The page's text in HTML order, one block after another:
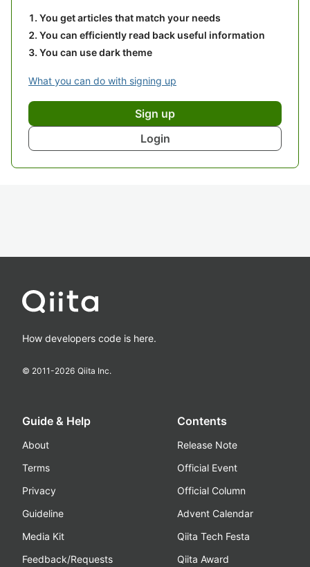
You get articles that match your needs
You can efficiently read back useful information
You can use dark theme
What you can do with signing up
Sign up
Login
How developers code is here.
© 2011-2026 Qiita Inc.
Guide & Help
About
Terms
Privacy
Guideline
Media Kit
Feedback/Requests
Contents
Release Note
Official Event
Official Column
Advent Calendar
Qiita Tech Festa
Qiita Award